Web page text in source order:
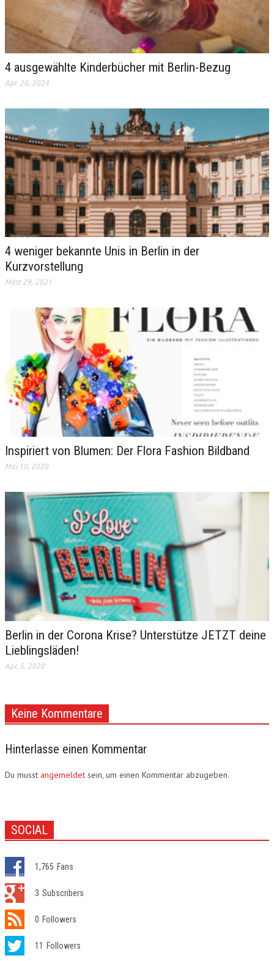
4 ausgewählte Kinderbücher mit Berlin-Bezug
Apr. 26, 2024
4 weniger bekannte Unis in Berlin in der
Kurzvorstellung
März 29, 2021
Inspiriert von Blumen: Der Flora Fashion Bildband
Mai 10, 2020
Berlin in der Corona Krise? Unterstütze JETZT deine
Lieblingsläden!
Apr. 5, 2020
Keine Kommentare
Hinterlasse einen Kommentar
Du musst angemeldet sein, um einen Kommentar abzugeben.
SOCIAL
1,765 Fans
3 Subscribers
0 Followers
11 Followers